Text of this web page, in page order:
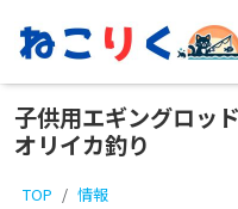
子供用エギングロッ
オリイカ釣り
TOP 情報